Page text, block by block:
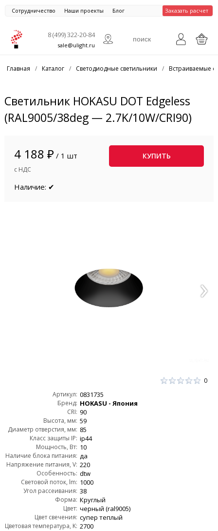
Сотрудничество Наши проекты Блог Заказать расчет
8 (499) 322-20-84
sale@ulight.ru
Главная / Каталог / Светодиодные светильники / Встраиваемые
Светильник HOKASU DOT Edgeless
(RAL9005/38deg — 2.7K/10W/CRI90)
4 188 ₽ / 1 шт
с НДС
КУПИТЬ
Наличие: ✔
0
Артикул: 0831735
Бренд: HOKASU - Япония
CRI: 90
Высота, мм: 59
Диаметр отверстия, мм: 85
Класс защиты IP: ip44
Мощность, Вт: 10
Наличие блока питания: да
Напряжение питания, V: 220
Особенность: dtw
Световой поток, lm: 1000
Угол рассеивания: 38
Форма: Круглый
Цвет: черный (ral9005)
Цвет свечения: супер теплый
Цветовая температура, K: 2700